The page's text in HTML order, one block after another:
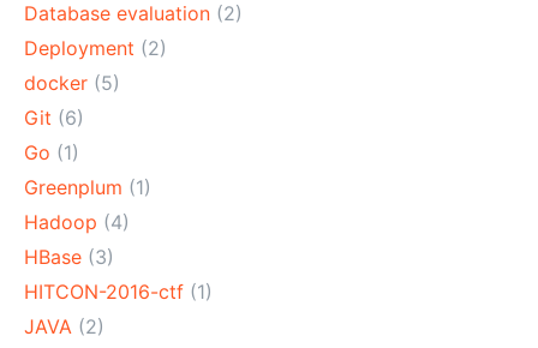
Database evaluation (2)
Deployment (2)
docker (5)
Git (6)
Go (1)
Greenplum (1)
Hadoop (4)
HBase (3)
HITCON-2016-ctf (1)
JAVA (2)